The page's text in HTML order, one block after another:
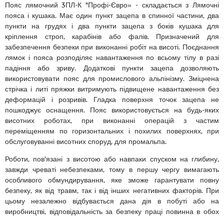
Пояс лямочний 3ПЛ-К "Профі-Євро» - складається з Лямочні
пояса і кушака. Має один пункт зацепа в спинної частини, два
пункти на грудях і два пункти зацепа з боків кушака для
кріплення строп, карабінів або фалів. Призначений для
забезпечення безпеки при виконанні робіт на висоті. Поєднання
лямок і пояса розподіляє навантаження по всьому тілу в разі
падіння або зриву. Додаткові пункти зацепа дозволяють
використовувати пояс для промислового альпінізму. Зміцнена
стрічка і литі пряжки витримують підвищене навантаження без
деформацій і розривів. Гладка поверхня точок зацепа не
пошкоджує оснащення. Пояс використовується на будь-яких
висотних роботах, при виконанні операцій з частим
переміщенням по горизонтальних і похилих поверхнях, при
обслуговуванні висотних споруд, для промальпа.
Роботи, пов'язані з висотою або навпаки спуском на глибину,
завжди чреваті небезпеками, тому в першу чергу вимагають
особливого обмундирування, яке зможе гарантувати повну
безпеку, як від травм, так і від інших негативних факторів. При
цьому незалежно відбувається дана дія в побуті або на
виробництві, відповідальність за безпеку праці повинна в обох